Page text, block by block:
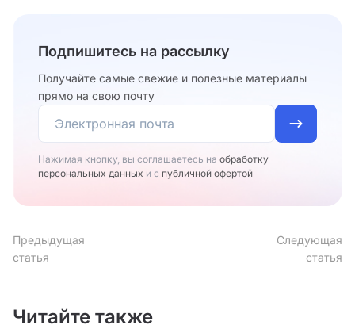
Подпишитесь на рассылку
Получайте самые свежие и полезные материалы
прямо на свою почту
Нажимая кнопку, вы соглашаетесь на обработку
персональных данных и с публичной офертой
Предыдущая
статья
Следующая
статья
Читайте также